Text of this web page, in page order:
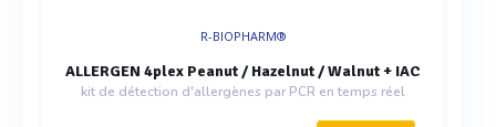
R-BIOPHARM®
ALLERGEN 4plex Peanut / Hazelnut / Walnut + IAC
kit de détection d'allergènes par PCR en temps réel